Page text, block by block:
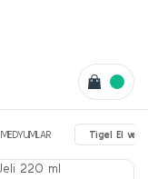
MEDYUMLAR Tigel El ve